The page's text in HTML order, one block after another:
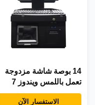
14 بوصة شاشة مزدوجة
تعمل باللمس ويندوز 7
ماكينة تسجيل المدفوعات
النقدية i3 وحدة المعالجة
الاستفسار الآن